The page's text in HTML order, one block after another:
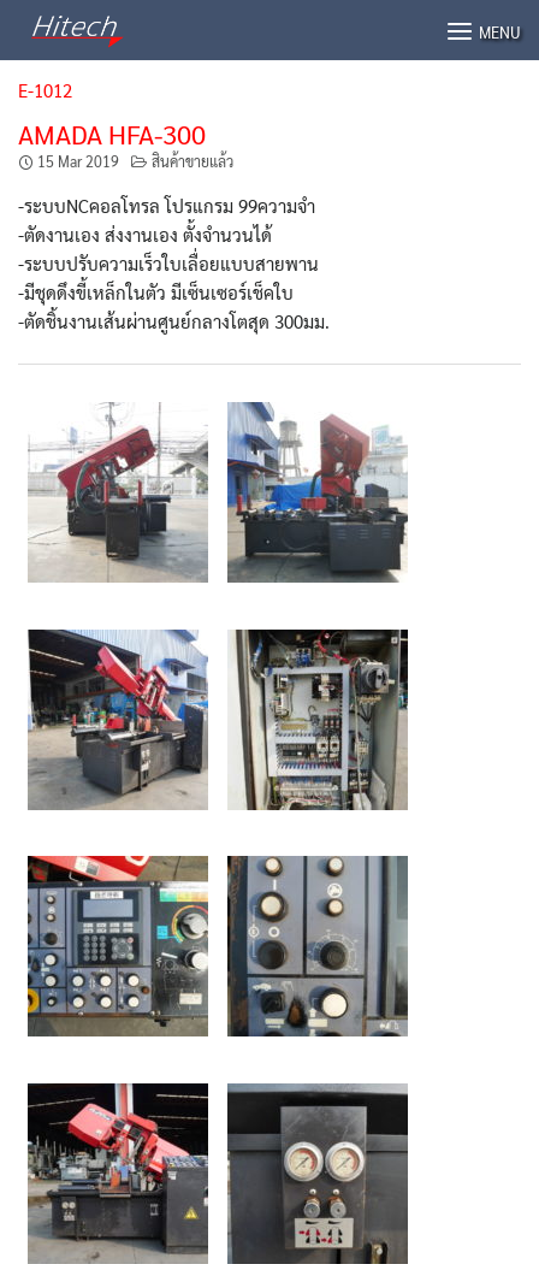
MENU
E-1012
AMADA HFA-300
15 Mar 2019 สินค้าขายแล้ว
-ระบบNCคอลโทรล โปรแกรม 99ความจำ
-ตัดงานเอง ส่งงานเอง ตั้งจำนวนได้
-ระบบปรับความเร็วใบเลื่อยแบบสายพาน
-มีชุดดึงขี้เหล็กในตัว มีเซ็นเซอร์เช็คใบ
-ตัดชิ้นงานเส้นผ่านศูนย์กลางโตสุด 300มม.